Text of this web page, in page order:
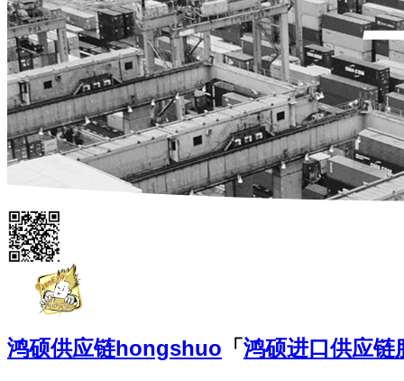
鸿硕供应链hongshuo 「鸿硕进口供应链